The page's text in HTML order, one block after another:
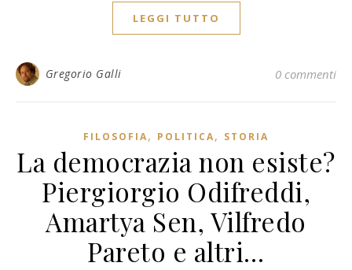
LEGGI TUTTO
Gregorio Galli 0 commenti
FILOSOFIA, POLITICA, STORIA
La democrazia non esiste?
Piergiorgio Odifreddi,
Amartya Sen, Vilfredo
Pareto e altri…